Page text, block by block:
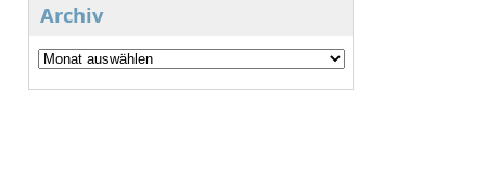
Archiv